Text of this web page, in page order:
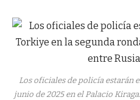
Los oficiales de policía estarán
junio de 2025 en el Palacio